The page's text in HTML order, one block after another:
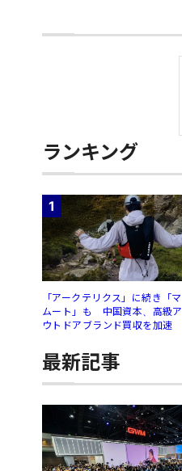
ランキング
1
「アークテリクス」に続き「マ
ムート」も 中国資本、高級ア
ウトドアブランド買収を加速
最新記事